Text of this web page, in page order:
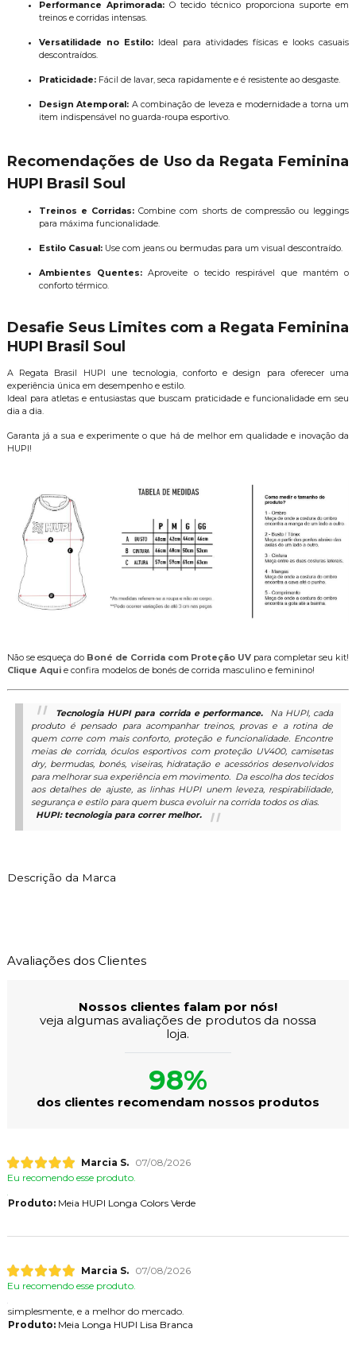
Performance Aprimorada:O tecido técnico proporciona suporte em
treinos e corridas intensas.
Versatilidade no Estilo:Ideal para atividades físicas e looks casuais
descontraídos.
Praticidade:Fácil de lavar, seca rapidamente e é resistente ao desgaste.
Design Atemporal: A combinação de leveza e modernidade a torna um
item indispensável no guarda-roupa esportivo.
Recomendações de Uso da Regata Feminina
HUPI Brasil Soul
Treinos e Corridas: Combine com shorts de compressão ou leggings
para máxima funcionalidade.
Estilo Casual:Use com jeans ou bermudas para um visual descontraído.
Ambientes Quentes: Aproveite o tecido respirável que mantém o
conforto térmico.
Desafie Seus Limites com a Regata Feminina
HUPI Brasil Soul
A Regata Brasil HUPI une tecnologia, conforto e design para oferecer uma
experiência única em desempenho e estilo.
Ideal para atletas e entusiastas que buscam praticidade e funcionalidade em seu
dia a dia.
Garanta já a sua e experimente o que há de melhor em qualidade e inovação da
HUPI!
Não se esqueça do Boné de Corrida com Proteção UV para completar seu kit!
Clique Aqui e confira modelos de bonés de corrida masculino e feminino!
Tecnologia HUPI para corrida e performance.
Na HUPI, cada
produto é pensado para acompanhar treinos, provas e a rotina de
quem corre com mais conforto, proteção e funcionalidade. Encontre
meias de corrida, óculos esportivos com proteção UV400, camisetas
dry, bermudas, bonés, viseiras, hidratação e acessórios desenvolvidos
para melhorar sua experiência em movimento. Da escolha dos tecidos
aos detalhes de ajuste, as linhas HUPI unem leveza, respirabilidade,
segurança e estilo para quem busca evoluir na corrida todos os dias.
HUPI: tecnologia para correr melhor.
Descrição da Marca
Avaliações dos Clientes
Nossos clientes falam por nós!
veja algumas avaliações de produtos da nossa
loja.
98%
dos clientes recomendam nossos produtos
Marcia S.
07/08/2026
Eu recomendo esse produto.
Produto:Meia HUPI Longa Colors Verde
Marcia S.
07/08/2026
Eu recomendo esse produto.
simplesmente, e a melhor do mercado.
Produto:Meia Longa HUPI Lisa Branca